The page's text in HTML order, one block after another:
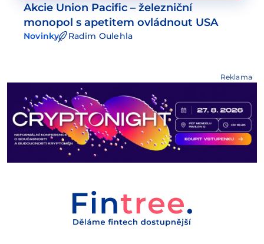
Akcie Union Pacific – železniční
monopol s apetitem ovládnout USA
Novinky Radim Oulehla
Reklama